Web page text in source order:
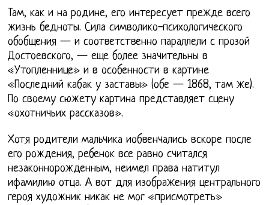
Там, как и на родине, его интересует прежде всего
жизнь бедноты. Сила символико-психологического
обобщения — и соответственно параллели с прозой
Достоевского, — еще более значительны в
«Утопленнице» и в особенности в картине
«Последний кабак у заставы» (обе — 1868, там же).
По своему сюжету картина представляет сцену
«охотничьих рассказов».
Хотя родители мальчика иобвенчались вскоре после
его рождения, ребенок все равно считался
незаконнорожденным, неимел права натитул
ифамилию отца. А вот для изображения центрального
героя художник никак не мог «присмотреть»